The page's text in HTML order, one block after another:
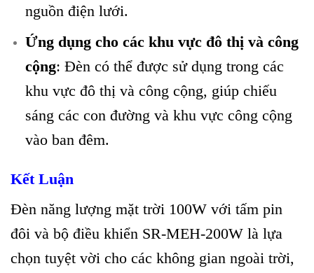
nguồn điện lưới.
Ứng dụng cho các khu vực đô thị và công
cộng: Đèn có thể được sử dụng trong các
khu vực đô thị và công cộng, giúp chiếu
sáng các con đường và khu vực công cộng
vào ban đêm.
Kết Luận
Đèn năng lượng mặt trời 100W với tấm pin
đôi và bộ điều khiển SR-MEH-200W là lựa
chọn tuyệt vời cho các không gian ngoài trời,